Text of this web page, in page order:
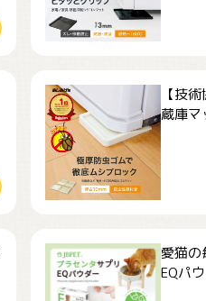
【技
蔵庫マ
愛猫の
EQパ